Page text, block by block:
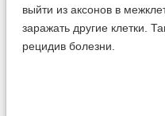
выйти из аксонов в
заражать другие клетки.
рецидив болезни.